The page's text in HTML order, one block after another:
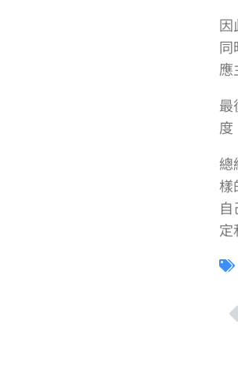
因
同
應
最
度
總
樣
定